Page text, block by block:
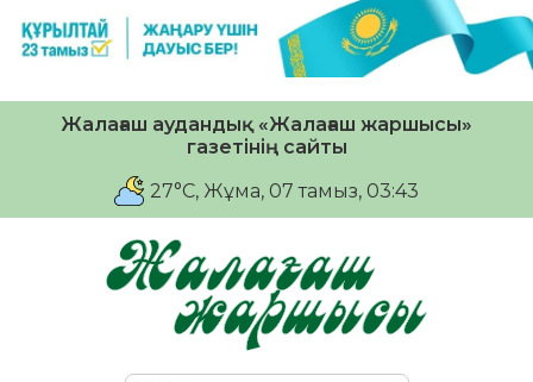
Жалағаш аудандық «Жалағаш жаршысы»
газетінің сайты
27°C, Жұма, 07 тамыз, 03:43